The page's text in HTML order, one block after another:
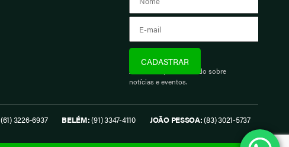
Assine e fique informado sobre
notícias e eventos.
(61) 3226-6937 BELÉM:(91) 3347-4110 JOÃO PESSOA:(83) 3021-5737